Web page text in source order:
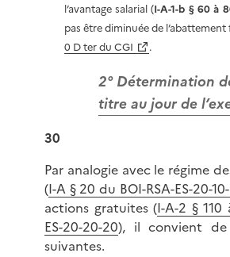
l’avantage salarial (I-A-1-b § 60 à
pas être diminuée de l’abattement
0 D ter du CGI
.
2° Détermination
titre au jour de
30
Par analogie avec le régime
(I-A § 20 du BOI-RSA-ES-20-
actions gratuites (I-A-2 § 110
ES-20-20-20), il convient de
suivantes.